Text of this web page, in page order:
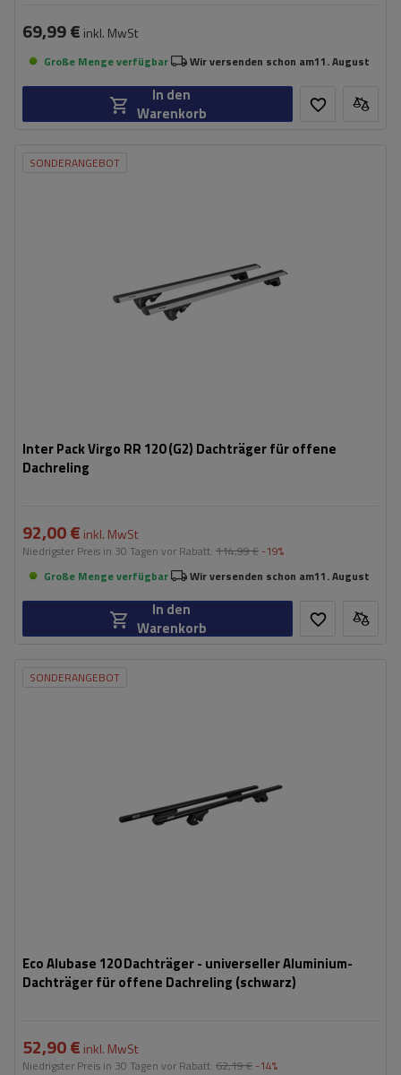
69,99 € inkl. MwSt
Große Menge verfügbar Wir versenden schon am11. August
In den
Warenkorb
SONDERANGEBOT
Inter Pack Virgo RR 120 (G2) Dachträger für offene
Dachreling
92,00 € inkl. MwSt
Niedrigster Preis in 30 Tagen vor Rabatt: 114,99 € -19%
Große Menge verfügbar
Wir versenden schon am11. August
In den
Warenkorb
SONDERANGEBOT
Eco Alubase 120 Dachträger - universeller Aluminium-
Dachträger für offene Dachreling (schwarz)
52,90 € inkl. MwSt
Niedrigster Preis in 30 Tagen vor Rabatt: 62,19 € -14%